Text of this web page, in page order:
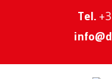
Tel.